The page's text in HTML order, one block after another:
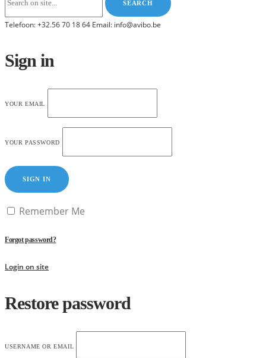
Telefoon: +32.56 70 18 64 Email: info@avibo.be
Sign in
YOUR EMAIL
YOUR PASSWORD
SIGN IN
Remember Me
Forgot password?
Login on site
Restore password
USERNAME OR EMAIL